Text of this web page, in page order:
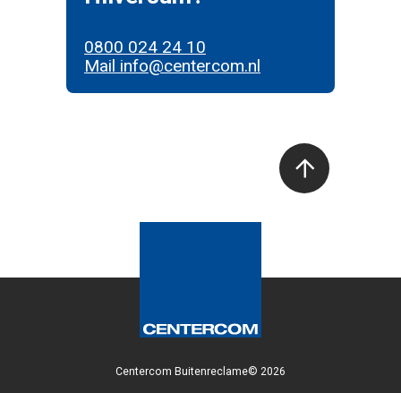
0800 024 24 10
Mail info@centercom.nl
Centercom Buitenreclame© 2026